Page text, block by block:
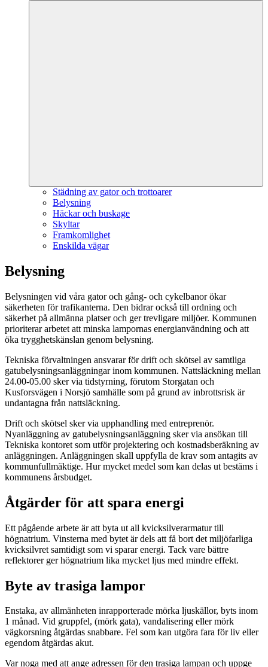
Städning av gator och trottoarer
Belysning
Häckar och buskage
Skyltar
Framkomlighet
Enskilda vägar
Belysning
Belysningen vid våra gator och gång- och cykelbanor ökar
säkerheten för trafikanterna. Den bidrar också till ordning och
säkerhet på allmänna platser och ger trevligare miljöer. Kommunen
prioriterar arbetet att minska lampornas energianvändning och att
öka trygghetskänslan genom belysning.
Tekniska förvaltningen ansvarar för drift och skötsel av samtliga
gatubelysningsanläggningar inom kommunen. Nattsläckning mellan
24.00-05.00 sker via tidstyrning, förutom Storgatan och
Kusforsvägen i Norsjö samhälle som på grund av inbrottsrisk är
undantagna från nattsläckning.
Drift och skötsel sker via upphandling med entreprenör.
Nyanläggning av gatubelysningsanläggning sker via ansökan till
Tekniska kontoret som utför projektering och kostnadsberäkning av
anläggningen. Anläggningen skall uppfylla de krav som antagits av
kommunfullmäktige. Hur mycket medel som kan delas ut bestäms i
kommunens årsbudget.
Åtgärder för att spara energi
Ett pågående arbete är att byta ut all kvicksilverarmatur till
högnatrium. Vinsterna med bytet är dels att få bort det miljöfarliga
kvicksilvret samtidigt som vi sparar energi. Tack vare bättre
reflektorer ger högnatrium lika mycket ljus med mindre effekt.
Byte av trasiga lampor
Enstaka, av allmänheten inrapporterade mörka ljuskällor, byts inom
1 månad. Vid gruppfel, (mörk gata), vandalisering eller mörk
vägkorsning åtgärdas snabbare. Fel som kan utgöra fara för liv eller
egendom åtgärdas akut.
Var noga med att ange adressen för den trasiga lampan och uppge